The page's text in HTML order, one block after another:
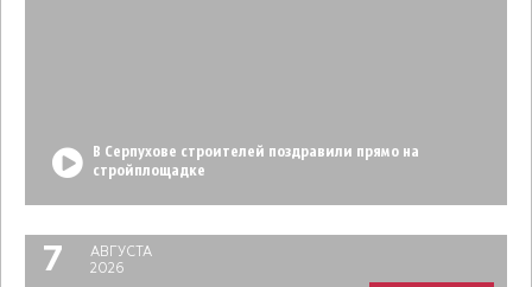
В Серпухове строителей поздравили прямо на
стройплощадке
7
АВГУСТА
2026